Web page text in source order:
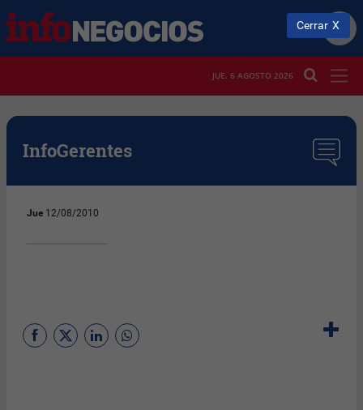
JUE. 6 AGOSTO 2026
InfoGerentes
Jue 12/08/2010
Cerrar